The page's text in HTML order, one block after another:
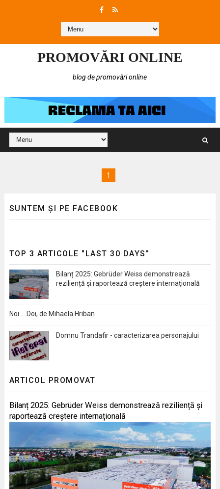
PROMOVĂRI ONLINE
blog de promovări online
1
SUNTEM ȘI PE FACEBOOK
TOP 3 ARTICOLE "LAST 30 DAYS"
Bilanț 2025: Gebrüder Weiss demonstrează
reziliență și raportează creștere internațională
Noi … Doi, de Mihaela Hriban
Domnu Trandafir - caracterizarea personajului
ARTICOL PROMOVAT
Bilanț 2025: Gebrüder Weiss demonstrează reziliență și
raportează creștere internațională